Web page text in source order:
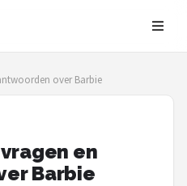
over Barbie
en
Barbie